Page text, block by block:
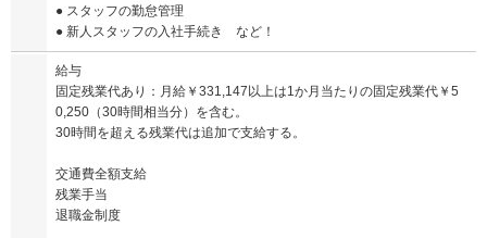
● スタッフの勤怠管理
● 新人スタッフの入社手続き など！
給与
固定残業代あり：月給￥331,147以上は1か月当たりの固定残業代￥5
0,250（30時間相当分）を含む。
30時間を超える残業代は追加で支給する。
交通費全額支給
残業手当
退職金制度